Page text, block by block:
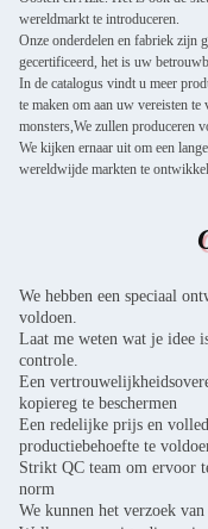
wereldmarkt te introduceren.
Onze onderdelen en fabriek zijn
gecertificeerd, het is uw
In de catalogus vindt u meer
te maken om aan uw vereisten
monsters,We zullen produceren
We kijken ernaar uit om een
wereldwijde markten te
We hebben een speciaal
voldoen.
Laat me weten wat je idee
controle.
Een
kopiereg te beschermen
Een redelijke prijs en
productiebehoefte te
Strikt QC team om ervoor
norm
We kunnen het verzoek